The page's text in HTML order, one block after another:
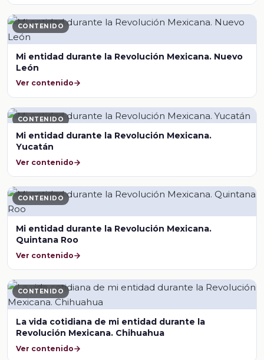
CONTENIDO
Mi entidad durante la Revolución Mexicana. Nuevo
León
Ver contenido
CONTENIDO
Mi entidad durante la Revolución Mexicana.
Yucatán
Ver contenido
CONTENIDO
Mi entidad durante la Revolución Mexicana.
Quintana Roo
Ver contenido
CONTENIDO
La vida cotidiana de mi entidad durante la
Revolución Mexicana. Chihuahua
Ver contenido